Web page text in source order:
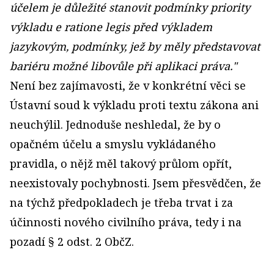
účelem je důležité stanovit podmínky priority
výkladu e ratione legis před výkladem
jazykovým, podmínky, jež by měly představovat
bariéru možné libovůle při aplikaci práva."
Není bez zajímavosti, že v konkrétní věci se
Ústavní soud k výkladu proti textu zákona ani
neuchýlil. Jednoduše neshledal, že by o
opačném účelu a smyslu vykládaného
pravidla, o nějž měl takový průlom opřít,
neexistovaly pochybnosti. Jsem přesvědčen, že
na týchž předpokladech je třeba trvat i za
účinnosti nového civilního práva, tedy i na
pozadí § 2 odst. 2 ObčZ.